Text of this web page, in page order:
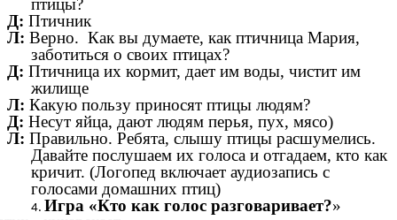
птицы?
Д: Птичник
Л: Верно. Как вы думаете, как птичница Мария,
заботиться о своих птицах?
Д: Птичница их кормит, дает им воды, чистит им
жилище
Л: Какую пользу приносят птицы людям?
Д: Несут яйца, дают людям перья, пух, мясо)
Л: Правильно. Ребята, слышу птицы расшумелись.
Давайте послушаем их голоса и отгадаем, кто как
кричит. (Логопед включает аудиозапись с
голосами домашних птиц)
Игра «Кто как голос разговаривает?»